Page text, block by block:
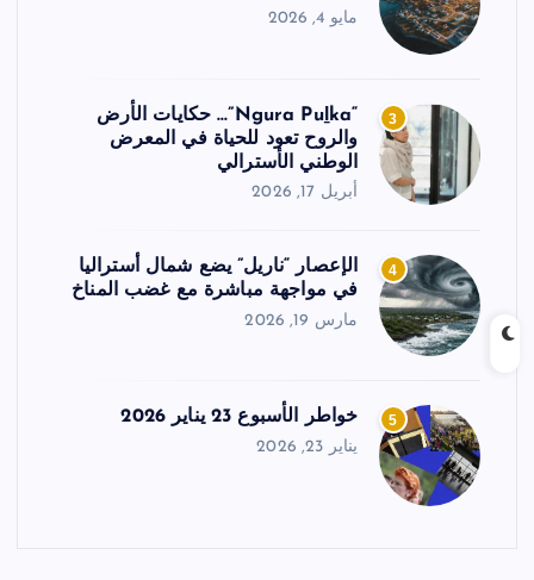
مايو 4, 2026
3
“Ngura Puḻka”… حكايات الأرض
والروح تعود للحياة في المعرض
الوطني الأسترالي
أبريل 17, 2026
4
الإعصار “ناريل” يضع شمال أستراليا
في مواجهة مباشرة مع غضب المناخ
مارس 19, 2026
5 خواطر الأسبوع 23 يناير 2026
يناير 23, 2026